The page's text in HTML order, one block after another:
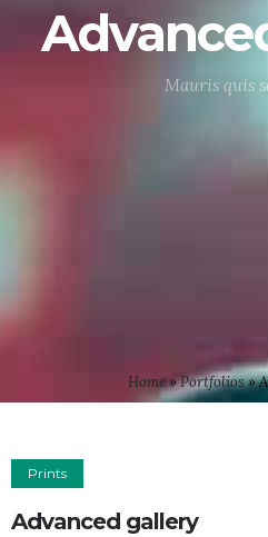
Mauris quis
Home»Portfolios»
Prints
Advanced gallery